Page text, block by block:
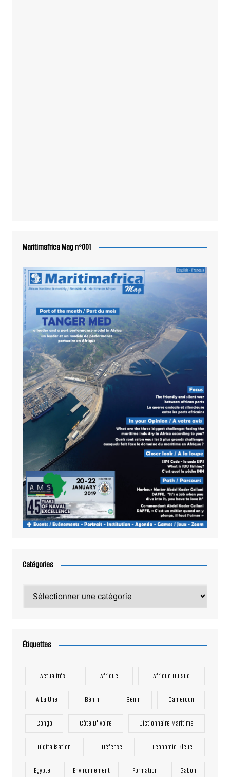
Maritimafrica Mag n°001
Catégories
Étiquettes
Actualités Afrique Afrique Du Sud
A La Une Bénin Bénin Cameroun
Congo Côte D'Ivoire Dictionnaire Maritime
Digitalisation Défense Economie Bleue
Egypte Environnement Formation Gabon